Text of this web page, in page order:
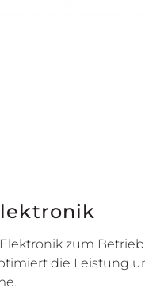
zum
die Leistung